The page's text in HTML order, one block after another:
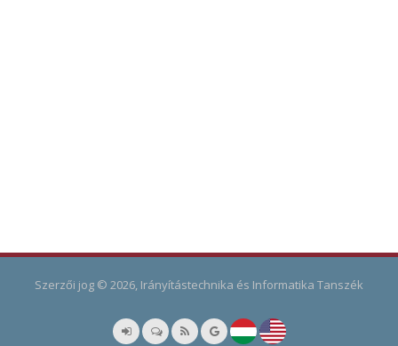
Szerzői jog © 2026, Irányítástechnika és Informatika Tanszék